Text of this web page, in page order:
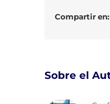
Compartir en:
Sobre el